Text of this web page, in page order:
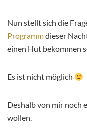
Nun stellt sich die
Programmdieser
einen Hut bekommen
Es ist nicht möglich
Deshalb von mir noch
wollen.